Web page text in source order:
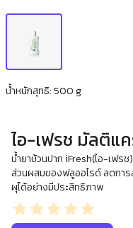
น้ำหนักสุทธิ: 500 g
ไอ-เฟรช มัลติแ
น้ำยาบ้วนปาก iFresh(ไอ-เฟร
ส่วนผสมของฟลูออไรด์ ลดกา
ผุได้อย่างมีประสิทธิภาพ